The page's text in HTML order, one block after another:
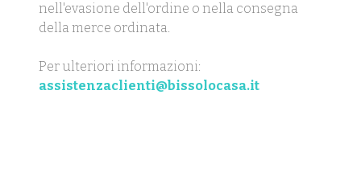
nell'evasione dell'ordine o nella consegna
della merce ordinata.
Per ulteriori informazioni:
assistenzaclienti@bissolocasa.it